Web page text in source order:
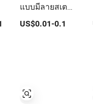
แบบมีลายสเต
นเลสสตีล M4
ฟาสเทนเนอร์แบบ
US$0.01-0.1